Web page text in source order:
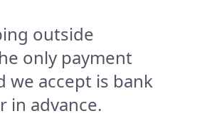
outside
only payment
we accept is bank
in advance.